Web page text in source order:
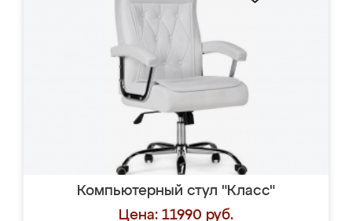
Компьютерный стул "Класс"
Цена: 11990 руб.